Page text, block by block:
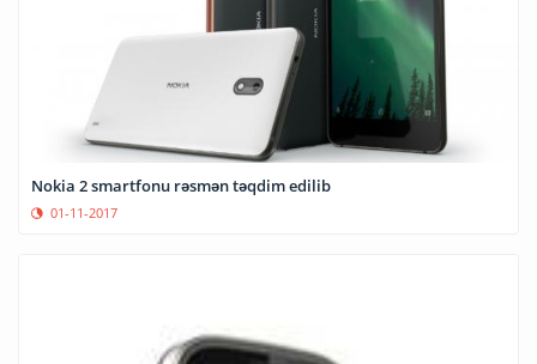
Nokia 2 smartfonu rəsmən təqdim edilib
01-11-2017